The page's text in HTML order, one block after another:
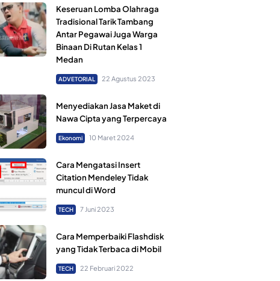
Keseruan Lomba Olahraga
Tradisional Tarik Tambang
Antar Pegawai Juga Warga
Binaan Di Rutan Kelas 1
Medan
ADVETORIAL 22 Agustus 2023
Menyediakan Jasa Maket di
Nawa Cipta yang Terpercaya
Ekonomi 10 Maret 2024
Cara Mengatasi Insert
Citation Mendeley Tidak
muncul di Word
TECH 7 Juni 2023
Cara Memperbaiki Flashdisk
yang Tidak Terbaca di Mobil
TECH 22 Februari 2022